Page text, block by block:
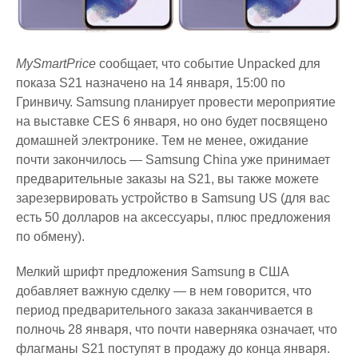
MySmartPrice сообщает, что событие Unpacked для
показа S21 назначено на 14 января, 15:00 по
Гринвичу. Samsung планирует провести мероприятие
на выставке CES 6 января, но оно будет посвящено
домашней электронике. Тем не менее, ожидание
почти закончилось — Samsung China уже принимает
предварительные заказы на S21, вы также можете
зарезервировать устройство в Samsung US (для вас
есть 50 долларов на аксессуары, плюс предложения
по обмену).
Мелкий шрифт предложения Samsung в США
добавляет важную сделку — в нем говорится, что
период предварительного заказа заканчивается в
полночь 28 января, что почти наверняка означает, что
флагманы S21 поступят в продажу до конца января.